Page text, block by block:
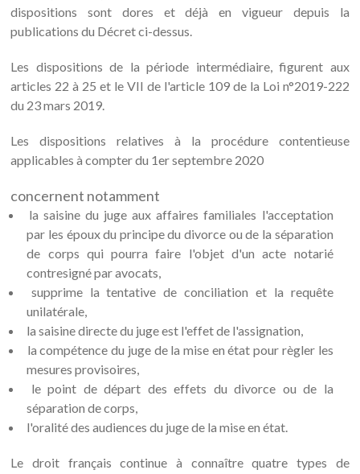
dispositions sont dores et déjà en vigueur depuis la
publications du Décret ci-dessus.
Les dispositions de la période intermédiaire, figurent aux
articles 22 à 25 et le VII de l'article 109 de la Loi n°2019-222
du 23 mars 2019.
Les dispositions relatives à la procédure contentieuse
applicables à compter du 1er septembre 2020
concernent notamment
la saisine du juge aux affaires familiales l'acceptation
par les époux du principe du divorce ou de la séparation
de corps qui pourra faire l'objet d'un acte notarié
contresigné par avocats,
supprime la tentative de conciliation et la requête
unilatérale,
la saisine directe du juge est l'effet de l'assignation,
la compétence du juge de la mise en état pour règler les
mesures provisoires,
le point de départ des effets du divorce ou de la
séparation de corps,
l'oralité des audiences du juge de la mise en état.
Le droit français continue à connaître quatre types de